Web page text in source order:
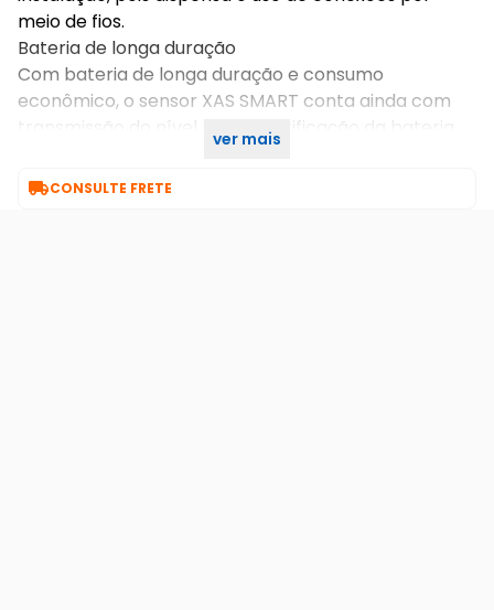
meio de fios.
Bateria de longa duração
Com bateria de longa duração e consumo
econômico, o sensor XAS SMART conta ainda com
transmissão do nível para identificação da bateria
ver mais
CONSULTE FRETE